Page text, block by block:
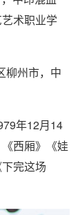
术职业学
州市，中
年12月14
西厢》《娃
完这场